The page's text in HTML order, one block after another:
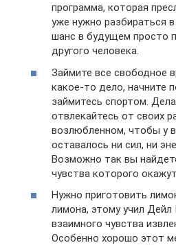
программа, которая
уже нужно разбираться
шанс в будущем просто
другого человека.
Займите все свободное
какое-то дело, начните
займитесь спортом.
отвлекайтесь от своих
возлюбленном, чтобы у
оставалось ни сил, ни
Возможно так вы
чувства которого
Нужно приготовить
лимона, этому учил Дейл
взаимного чувства
Особенно хорошо этот